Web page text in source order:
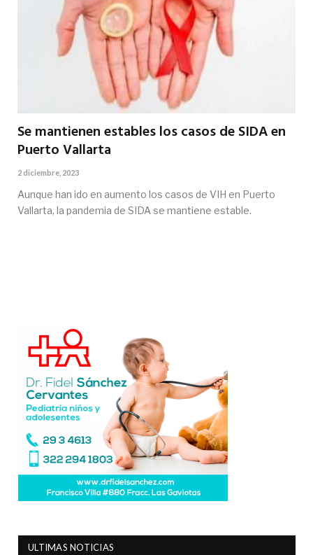
Se mantienen estables los casos de SIDA en
Puerto Vallarta
2 diciembre, 2023
Aunque han ido en aumento los casos de VIH en Puerto
Vallarta, la pandemia de SIDA se mantiene estable.
ULTIMAS NOTICIAS